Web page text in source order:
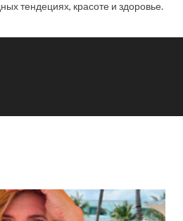
тендециях, красоте и здоровье.